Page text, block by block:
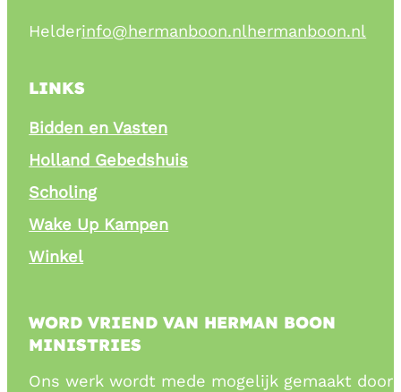
Helderinfo@hermanboon.nlhermanboon.nl
LINKS
Bidden en Vasten
Holland Gebedshuis
Scholing
Wake Up Kampen
Winkel
WORD VRIEND VAN HERMAN BOON
MINISTRIES
Ons werk wordt mede mogelijk gemaakt door